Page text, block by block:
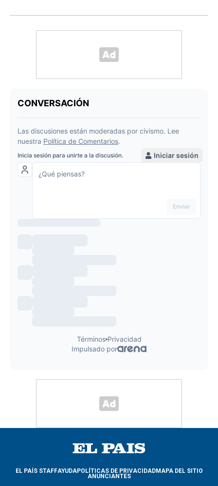
EL PAÍS STAFFAYUDAPOLÍTICAS DE PRIVACIDADMAPA DEL SITIO
ANUNCIANTES